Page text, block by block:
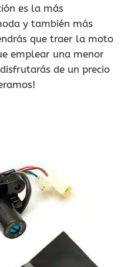
es la más
y también más
que traer la moto
emplear una menor
de un precio